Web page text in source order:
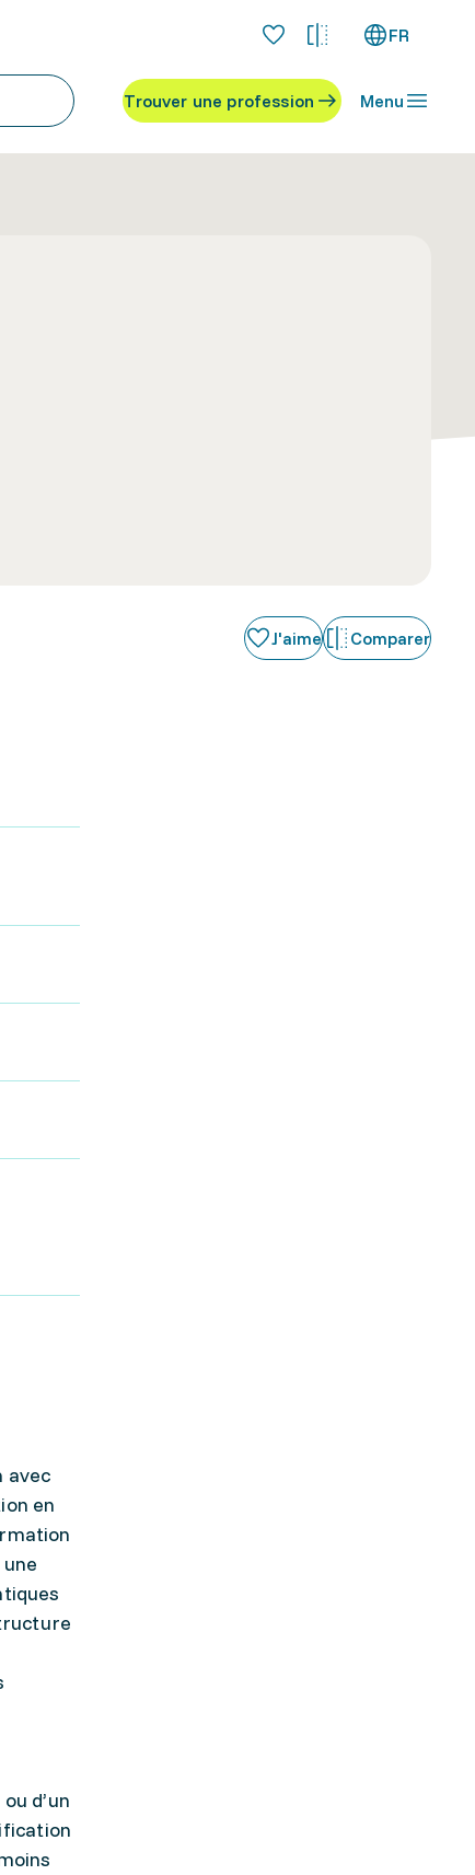
FR
Trouver une profession Menu
J'aime Comparer
avec
en
d’un